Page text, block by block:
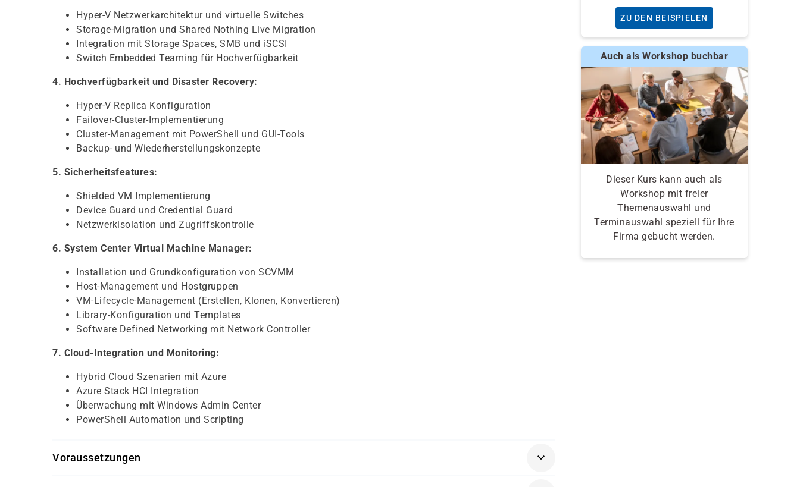
Hyper-V Netzwerkarchitektur und virtuelle Switches
Storage-Migration und Shared Nothing Live Migration
Integration mit Storage Spaces, SMB und iSCSI
Switch Embedded Teaming für Hochverfügbarkeit
4. Hochverfügbarkeit und Disaster Recovery:
Hyper-V Replica Konfiguration
Failover-Cluster-Implementierung
Cluster-Management mit PowerShell und GUI-Tools
Backup- und Wiederherstellungskonzepte
5. Sicherheitsfeatures:
Shielded VM Implementierung
Device Guard und Credential Guard
Netzwerkisolation und Zugriffskontrolle
6. System Center Virtual Machine Manager:
Installation und Grundkonfiguration von SCVMM
Host-Management und Hostgruppen
VM-Lifecycle-Management (Erstellen, Klonen, Konvertieren)
Library-Konfiguration und Templates
Software Defined Networking mit Network Controller
7. Cloud-Integration und Monitoring:
Hybrid Cloud Szenarien mit Azure
Azure Stack HCI Integration
Überwachung mit Windows Admin Center
PowerShell Automation und Scripting
Voraussetzungen
ZU DEN BEISPIELEN
Auch als Workshop buchbar
Dieser Kurs kann auch als
Workshop mit freier
Themenauswahl und
Terminauswahl speziell für Ihre
Firma gebucht werden.